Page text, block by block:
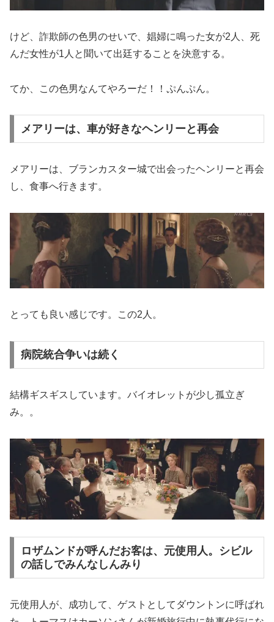
けど、詐欺師の色男のせいで、娼婦に鳴った女が2人、死
んだ女性が1人と聞いて出廷することを決意する。
てか、この色男なんてやろーだ！！ぷんぷん。
メアリーは、車が好きなヘンリーと再会
メアリーは、ブランカスター城で出会ったヘンリーと再会
し、食事へ行きます。
とっても良い感じです。この2人。
病院統合争いは続く
結構ギスギスしています。バイオレットが少し孤立ぎ
み。。
ロザムンドが呼んだお客は、元使用人。シビル
の話しでみんなしんみり
元使用人が、成功して、ゲストとしてダウントンに呼ばれ